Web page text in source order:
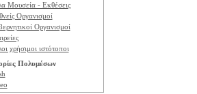
Μουσεία - Εκθέσεις
Οργανισμοί
Οργανισμοί
χρήσιμοι ιστότοποι
Πολυμέσων